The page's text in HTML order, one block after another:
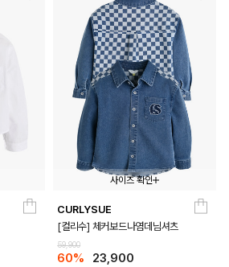
사이즈 확인
110120
CURLYSUE
[컬리수] 체커보드나염데님셔츠
59,900
60% 23,900